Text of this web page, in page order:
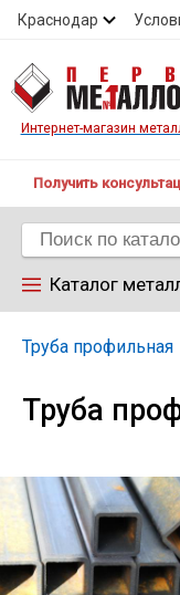
Краснодар
Контакты
Контакты
Интернет-магазин
Получить
Каталог
Труба
Лист
Уголок
Труба профильная
Труба